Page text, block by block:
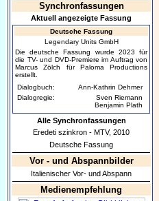
Synchronfassungen
Aktuell angezeigte Fassung
Deutsche Fassung
Legendary Units GmbH
Die deutsche Fassung wurde 2023 für
die TV- und DVD-Premiere im Auftrag von
Marcus Zölch für Paloma Productions
erstellt.
Dialogbuch:
Ann-Kathrin Dehmer
Dialogregie:
Sven Riemann
Benjamin Plath
Alle Synchronfassungen
Eredeti szinkron - MTV, 2010
Deutsche Fassung
Vor - und Abspannbilder
Italienischer Vor- und Abspann
Medienempfehlung